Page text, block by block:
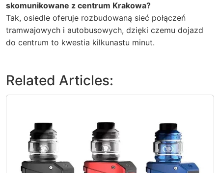
skomunikowane z centrum Krakowa?
Tak, osiedle oferuje rozbudowaną sieć połączeń
tramwajowych i autobusowych, dzięki czemu dojazd
do centrum to kwestia kilkunastu minut.
Related Articles: